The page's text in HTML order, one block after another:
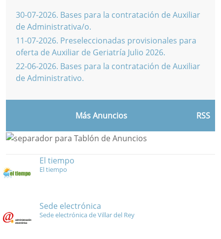
30-07-2026. Bases para la contratación de Auxiliar
de Administrativa/o.
11-07-2026. Preseleccionadas provisionales para
oferta de Auxiliar de Geriatría Julio 2026.
22-06-2026. Bases para la contratación de Auxiliar
de Administrativo.
Más Anuncios RSS
El tiempo
El tiempo
Sede electrónica
Sede electrónica de Villar del Rey